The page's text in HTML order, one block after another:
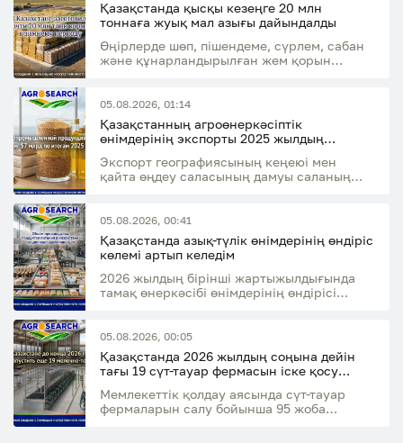
Қазақстанда қысқы кезеңге 20 млн
тоннаға жуық мал азығы дайындалды
Өңірлерде шөп, пішендеме, сүрлем, сабан
және құнарландырылған жем қорын
05.08.2026, 01:14
Қазақстанның агроөнеркәсіптік
өнімдерінің экспорты 2025 жылдың
долларына жетті
Экспорт географиясының кеңеюі мен
қайта өңдеу саласының дамуы саланың
05.08.2026, 00:41
Қазақстанда азық-түлік өнімдерінің өндіріс
көлемі артып келедім
2026 жылдың бірінші жартыжылдығында
тамақ өнеркәсібі өнімдерінің өндірісі
05.08.2026, 00:05
Қазақстанда 2026 жылдың соңына дейін
тағы 19 сүт-тауар фермасын іске қосу
Мемлекеттік қолдау аясында сүт-тауар
фермаларын салу бойынша 95 жоба